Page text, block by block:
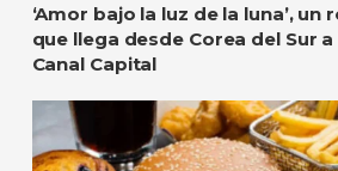
‘Amor bajo la luz de la luna’,
que llega desde Corea del Sur
Canal Capital